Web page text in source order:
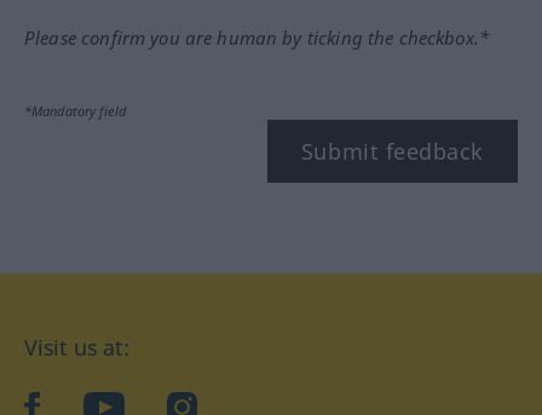
Please confirm you are human by ticking the checkbox.*
*Mandatory field
Submit feedback
Visit us at:
facebookYouTubeInstagram